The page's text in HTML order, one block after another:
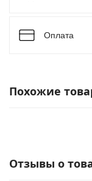
Оплата
Похожие
Отзывы о